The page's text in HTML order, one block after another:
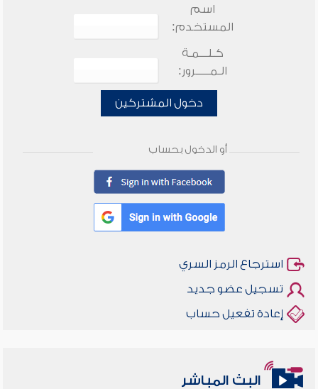
اسم
المستخدم:
كـلـــمـة
الـمـــــرور:
دخول المشتركين
أو الدخول بحساب
استرجاع الرمز السري
تسجيل عضو جديد
إعادة تفعيل حساب
البث المباشر